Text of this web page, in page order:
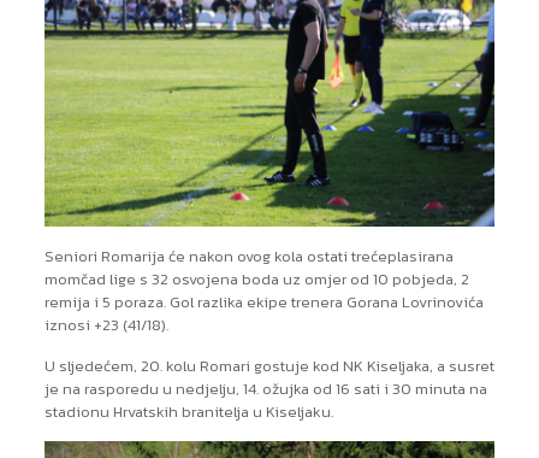
Seniori Romarija će nakon ovog kola ostati trećeplasirana
momčad lige s 32 osvojena boda uz omjer od 10 pobjeda, 2
remija i 5 poraza. Gol razlika ekipe trenera Gorana Lovrinovića
iznosi +23 (41/18).
U sljedećem, 20. kolu Romari gostuje kod NK Kiseljaka, a susret
je na rasporedu u nedjelju, 14. ožujka od 16 sati i 30 minuta na
stadionu Hrvatskih branitelja u Kiseljaku.